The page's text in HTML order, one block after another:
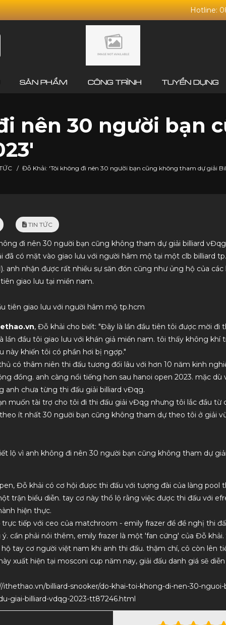
Hotline:
SẢN PHẨM CÔNG TRÌNH TUYỂN DỤNG
nên 30 người bạn
/ Đỗ Khải: 'Tôi không đi nên 30 người bạn cũng không tham dự giải
TIN TỨC
đi nên 30 người bạn cũng không tham dự giải billiard
đã có mặt vào giao lưu với người hâm mộ tại một clb billiard
anh nhận được rất nhiều sự săn đón cũng như ủng hộ của các
giao lưu tại miền nam.
tiên giao lưu với người hâm mộ tp.hcm
, Đỗ khải cho biết: "Đây là lần đầu tiên tôi được mời đi
lần đầu tôi giao lưu với khán giả miền nam. tôi thấy không khí
này khiến tôi có phần hơi bị ngợp."
có thâm niên thi đấu tương đối lâu với hơn 10 năm kinh
đồng. anh càng nổi tiếng hơn sau hanoi open 2023. mặc dù
anh chưa từng thi đấu giải billiard vĐqg.
muốn tài trợ cho tôi đi thi đấu giải vĐqg nhưng tôi lắc đầu từ
ít nhất 30 người bạn cũng không tham dự theo tôi ở giải
lộ vì anh không đi nên 30 người bạn cũng không tham dự
Đỗ khải có cơ hội được thi đấu với tượng đài của làng pool
trận biểu diễn. tay cơ này thổ lộ rằng việc được thi đấu với
hiện thực.
trực tiếp với ceo của matchroom - emily frazer để đề nghị thi
cần phải nói thêm, emily frazer là một 'fan cứng' của Đỗ khải.
tay cơ người việt nam khi anh thi đấu. thậm chí, cô còn lên
xuất hiện tại mosconi cup năm nay, giải đấu danh giá sẽ
ithethao.vn/billiard-snooker/do-khai-toi-khong-di-nen-30-
giai-billiard-vdqg-2023-tt87246.html
chất lượng, nhân viên tư vấn nhiệt